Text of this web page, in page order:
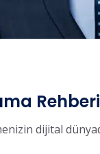
Rehberi
dijital